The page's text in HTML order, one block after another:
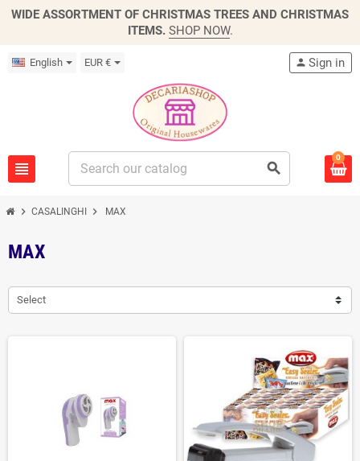
WIDE ASSORTMENT OF CHRISTMAS TREES AND CHRISTMAS
ITEMS. SHOP NOW.
English EUR €
view_headline search
person Sign in
0
chevron_right CASALINGHI chevron_right MAX
MAX
Select